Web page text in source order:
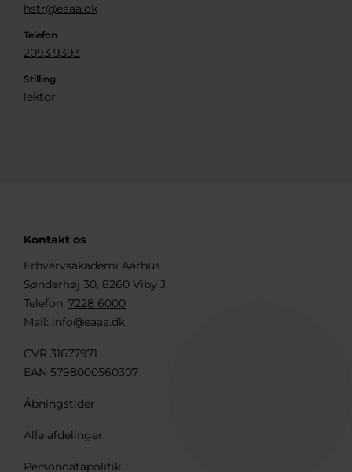
hstr@eaaa.dk
Telefon
2093 9393
Stilling
lektor
Kontakt os
Erhvervsakademi Aarhus
Sønderhøj 30, 8260 Viby J
Telefon: 7228 6000
Mail: info@eaaa.dk
CVR 31677971
EAN 5798000560307
Åbningstider
Alle afdelinger
Persondatapolitik